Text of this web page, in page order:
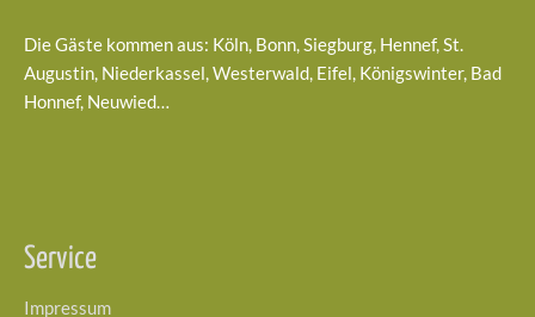
Die Gäste kommen aus: Köln, Bonn, Siegburg, Hennef, St.
Augustin, Niederkassel, Westerwald, Eifel, Königswinter, Bad
Honnef, Neuwied…
Service
Impressum